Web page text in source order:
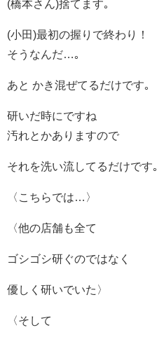
(橋本さん)捨てます｡
(小田)最初の握りで終わり！
そうなんだ…｡
あと かき混ぜてるだけです｡
研いだ時にですね
汚れとかありますので
それを洗い流してるだけです｡
〈こちらでは…〉
〈他の店舗も全て
ゴシゴシ研ぐのではなく
優しく研いでいた〉
〈そして